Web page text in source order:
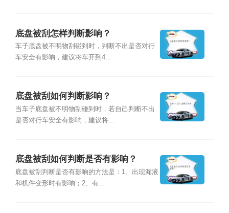
底盘被刮怎样判断影响？
车子底盘被不明物刮碰到时，判断不出是否对行
车安全有影响，建议将车开到4...
底盘被刮如何判断影响？
当车子底盘被不明物刮碰到时，若自己判断不出
是否对行车安全有影响，建议将...
底盘被刮如何判断是否有影响？
底盘被刮判断是否有影响的方法是：1、出现漏液
和机件变形时有影响；2、有...